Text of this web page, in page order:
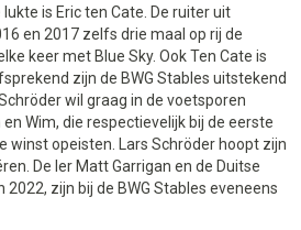
is Eric ten Cate. De ruiter uit
en 2017 zelfs drie maal op rij de
keer met Blue Sky. Ook Ten Cate is
zijn de BWG Stables uitstekend
wil graag in de voetsporen
Wim, die respectievelijk bij de eerste
winst opeisten. Lars Schröder hoopt zijn
De Ier Matt Garrigan en de Duitse
zijn bij de BWG Stables eveneens